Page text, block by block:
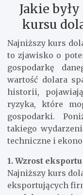
Jakie
kursu
Najniższy kurs
to zjawisko o
gospodarkę
wartość dolara
historii,
ryzyka, które
gospodarki.
takiego
techniczne i
1. Wzrost
Najniższy kurs
eksportujących